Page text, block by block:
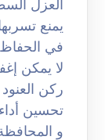
العزل
يمنع
في الحفاظ
لا يمكن
ركن
تحسين أداء
و